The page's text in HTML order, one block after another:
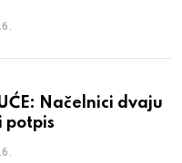
Načelnici dvaju
potpis